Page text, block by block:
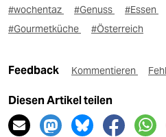
#wochentaz #Genuss #Essen
#Gourmetküche
#Österreich
Feedback Kommentieren
Diesen Artikel teilen